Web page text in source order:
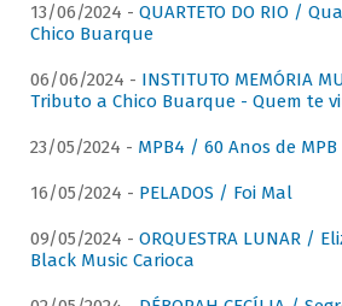
13/06/2024 - QUARTETO DO RIO /
Chico Buarque
06/06/2024 - INSTITUTO MEMÓRIA
Tributo a Chico Buarque - Quem te
23/05/2024 - MPB4 / 60 Anos de MPB
16/05/2024 - PELADOS / Foi Mal
09/05/2024 - ORQUESTRA LUNAR /
Black Music Carioca